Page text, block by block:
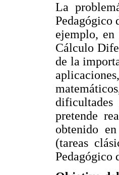
La
Pedagógico
ejemplo,
Cálculo
de la
dificultades
pretende
obtenido
(tareas
Pedagógico